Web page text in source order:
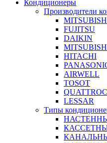
Кондиционеры
Производители
FUJITSU
DAIKIN
HITACHI
AIRWELL
TOSOT
LESSAR
Типы